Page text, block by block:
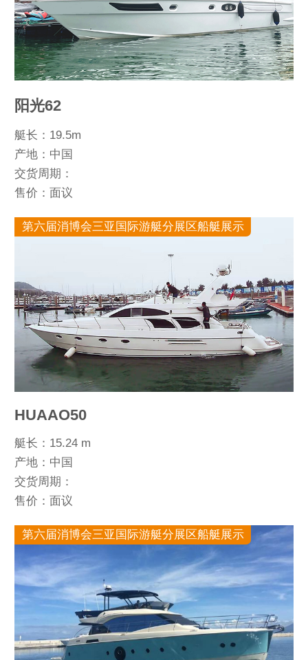
阳光62
艇长：19.5m
产地：中国
交货周期：
售价：面议
第六届消博会三亚国际游艇分展区船艇展示
HUAAO50
艇长：15.24 m
产地：中国
交货周期：
售价：面议
第六届消博会三亚国际游艇分展区船艇展示